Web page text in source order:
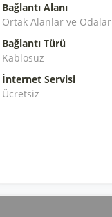
Bağlantı Alanı
Ortak Alanlar ve Odalar
Bağlantı Türü
Kablosuz
İnternet Servisi
Ücretsiz